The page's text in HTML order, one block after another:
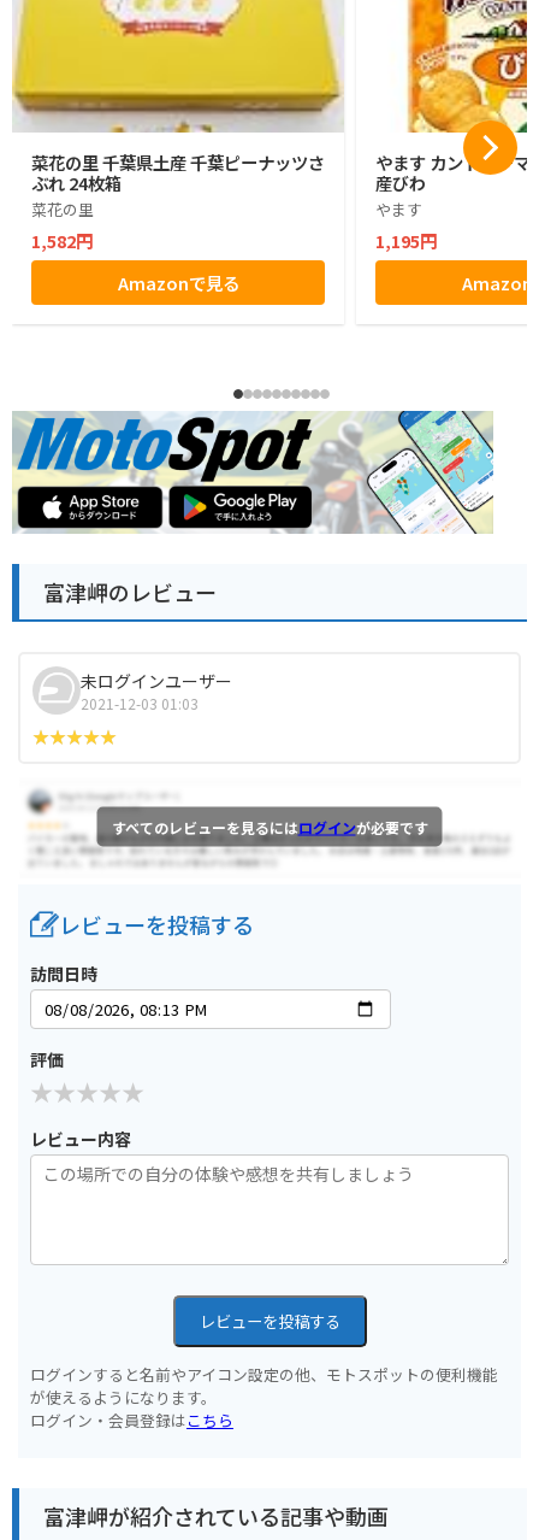
菜花の里 千葉県土産 千葉ピーナッツさ
ぶれ 24枚箱
菜花の里
1,582円
Amazonで見る
やます カントリーマ
産びわ
やます
1,195円
Amazon
富津岬のレビュー
未ログインユーザー
2021-12-03 01:03
すべてのレビューを見るにはログインが必要です
レビューを投稿する
訪問日時
評価
レビュー内容
レビューを投稿する
ログインすると名前やアイコン設定の他、モトスポットの便利機能
が使えるようになります。
ログイン・会員登録はこちら
富津岬が紹介されている記事や動画